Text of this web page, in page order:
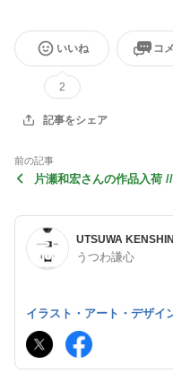
いいね
2
コ
記事をシェア
前の記事
片瀬和宏さんの作品入荷 //
UTSUWA KENSHIN
うつわ謙心
イラスト・アート・デザイ